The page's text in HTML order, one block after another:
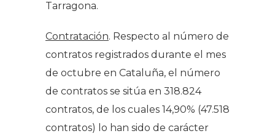
Tarragona.
Contratación. Respecto al número de
contratos registrados durante el mes
de octubre en Cataluña, el número
de contratos se sitúa en 318.824
contratos, de los cuales 14,90% (47.518
contratos) lo han sido de carácter